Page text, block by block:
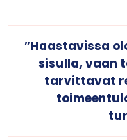
”Haastavissa
sisulla, vaan
tarvittavat